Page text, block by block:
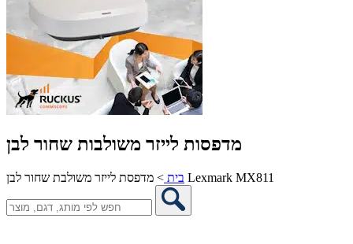
מדפסות לייזר משולבות שחור לבן
בית > מדפסת לייזר משולבת שחור לבן Lexmark MX811